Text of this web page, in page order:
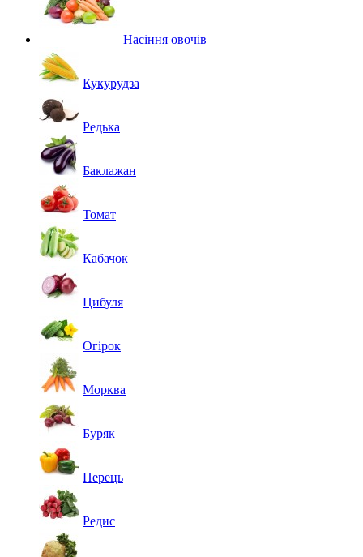
Насіння овочів
Кукурудза
Редька
Баклажан
Томат
Кабачок
Цибуля
Огірок
Морква
Буряк
Перець
Редис